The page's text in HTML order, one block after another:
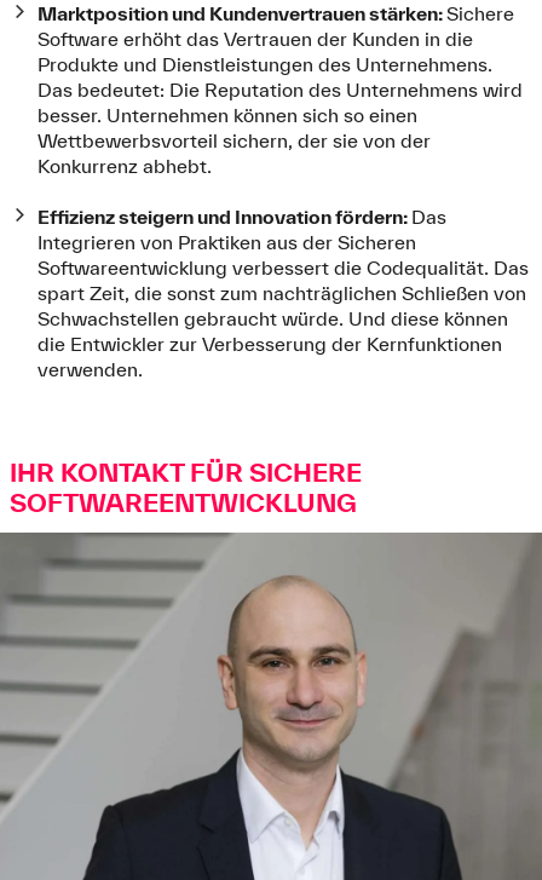
Marktposition und Kundenvertrauen stärken:Sichere
Software erhöht das Vertrauen der Kunden in die
Produkte und Dienstleistungen des Unternehmens.
Das bedeutet: Die Reputation des Unternehmens wird
besser. Unternehmen können sich so einen
Wettbewerbsvorteil sichern, der sie von der
Konkurrenz abhebt.
Effizienz steigern und Innovation fördern: Das
Integrieren von Praktiken aus der Sicheren
Softwareentwicklung verbessert die Codequalität. Das
spart Zeit, die sonst zum nachträglichen Schließen von
Schwachstellen gebraucht würde. Und diese können
die Entwickler zur Verbesserung der Kernfunktionen
verwenden.
IHR KONTAKT FÜR SICHERE
SOFTWAREENTWICKLUNG